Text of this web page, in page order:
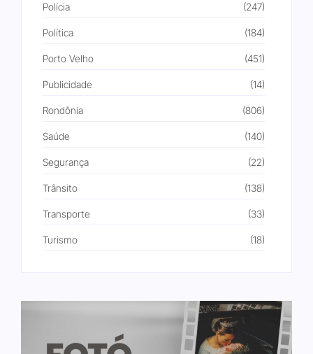
Polícia (247)
Política (184)
Porto Velho (451)
Publicidade (14)
Rondônia (806)
Saúde (140)
Segurança (22)
Trânsito (138)
Transporte (33)
Turismo (18)